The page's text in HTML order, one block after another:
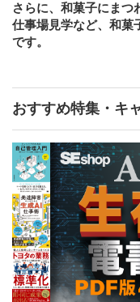
さらに、和菓子にまつ
仕事場見学など、和菓
です。
おすすめ特集・キ